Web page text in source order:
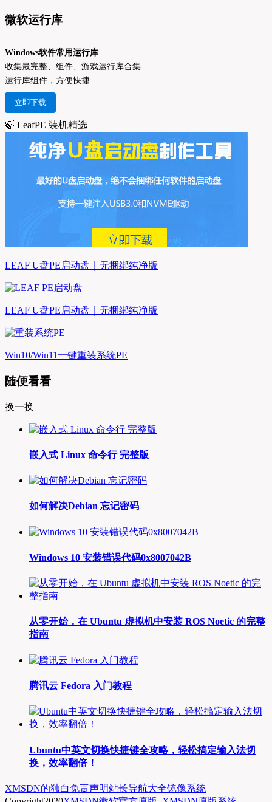
微软运行库
Windows软件常用运行库
收集最完整、组件、游戏运行库合集
运行库组件，方便快捷
立即下载
🍃 LeafPE 装机精选
LEAF U盘PE启动盘｜无捆绑纯净版
LEAF U盘PE启动盘｜无捆绑纯净版
Win10/Win11一键重装系统PE
随便看看
换一换
嵌入式 Linux 命令行 完整版
如何解决Debian 忘记密码
Windows 10 安装错误代码0x8007042B
从零开始，在 Ubuntu 虚拟机中安装 ROS Noetic 的完整
指南
腾讯云 Fedora 入门教程
Ubuntu中英文切换快捷键全攻略，轻松搞定输入法切
换，效率翻倍！
XMSDN的独白免责声明站长导航大全镜像系统